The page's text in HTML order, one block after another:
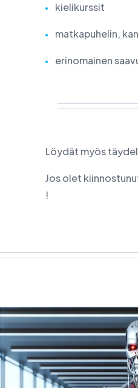
kielikurssit
matkapuhelin,
erinomainen
Löydät myös
Jos olet
!